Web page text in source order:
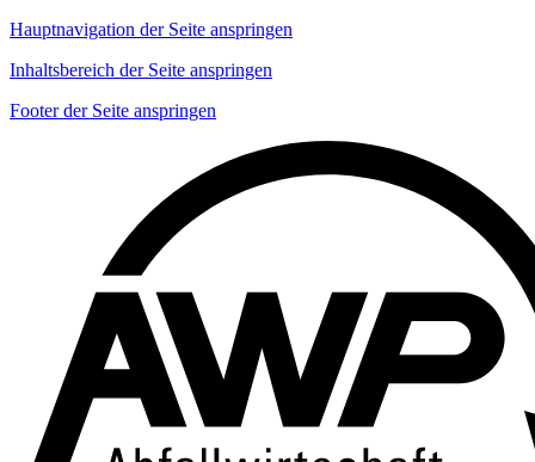
Hauptnavigation der Seite anspringen
Inhaltsbereich der Seite anspringen
Footer der Seite anspringen